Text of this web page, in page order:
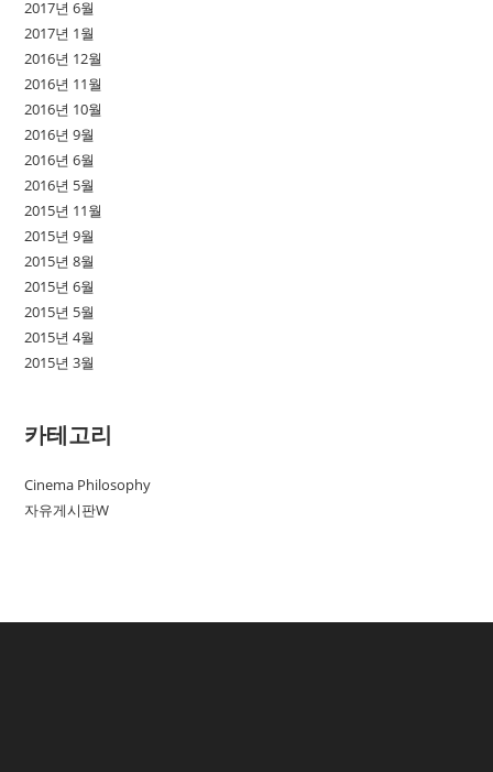
2017년 6월
2017년 1월
2016년 12월
2016년 11월
2016년 10월
2016년 9월
2016년 6월
2016년 5월
2015년 11월
2015년 9월
2015년 8월
2015년 6월
2015년 5월
2015년 4월
2015년 3월
카테고리
Cinema Philosophy
자유게시판W